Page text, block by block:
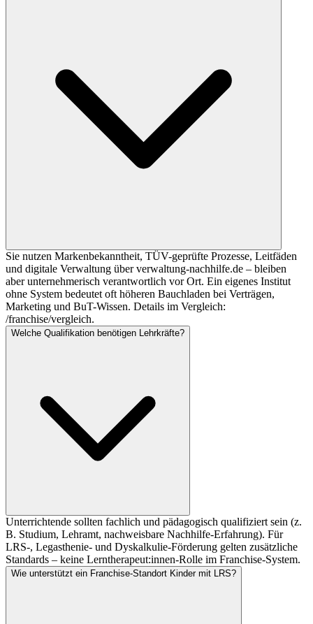
Sie nutzen Markenbekanntheit, TÜV-geprüfte Prozesse, Leitfäden
und digitale Verwaltung über verwaltung-nachhilfe.de – bleiben
aber unternehmerisch verantwortlich vor Ort. Ein eigenes Institut
ohne System bedeutet oft höheren Bauchladen bei Verträgen,
Marketing und BuT-Wissen. Details im Vergleich:
/franchise/vergleich.
Welche Qualifikation benötigen Lehrkräfte?
Unterrichtende sollten fachlich und pädagogisch qualifiziert sein (z.
B. Studium, Lehramt, nachweisbare Nachhilfe-Erfahrung). Für
LRS-, Legasthenie- und Dyskalkulie-Förderung gelten zusätzliche
Standards – keine Lerntherapeut:innen-Rolle im Franchise-System.
Wie unterstützt ein Franchise-Standort Kinder mit LRS?